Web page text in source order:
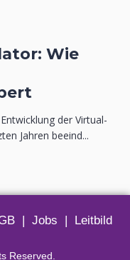
Wie
der Virtual-
Jahren beeind...
| Jobs | Leitbild
Reserved.